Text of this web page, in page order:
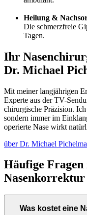
Heilung &
Die schmerzfreie
Tagen.
Ihr
Dr. Michael
Mit meiner langjährigen
Experte aus der TV-
chirurgische Präzision.
sondern immer im
operierte Nase wirkt
über Dr. Michael
Häufige Fragen
Nasenkorrektur
Was kostet eine